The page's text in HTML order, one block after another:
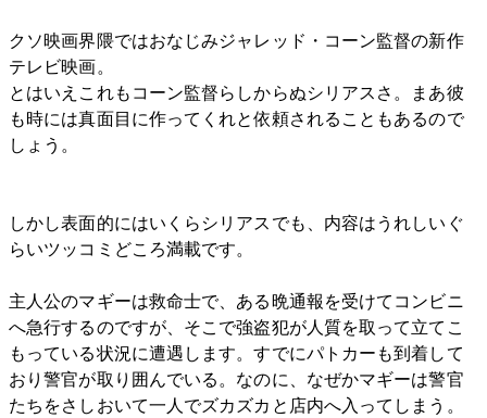
クソ映画界隈ではおなじみジャレッド・コーン監督の新作
テレビ映画。
とはいえこれもコーン監督らしからぬシリアスさ。まあ彼
も時には真面目に作ってくれと依頼されることもあるので
しょう。
しかし表面的にはいくらシリアスでも、内容はうれしいぐ
らいツッコミどころ満載です。
主人公のマギーは救命士で、ある晩通報を受けてコンビニ
へ急行するのですが、そこで強盗犯が人質を取って立てこ
もっている状況に遭遇します。すでにパトカーも到着して
おり警官が取り囲んでいる。なのに、なぜかマギーは警官
たちをさしおいて一人でズカズカと店内へ入ってしまう。